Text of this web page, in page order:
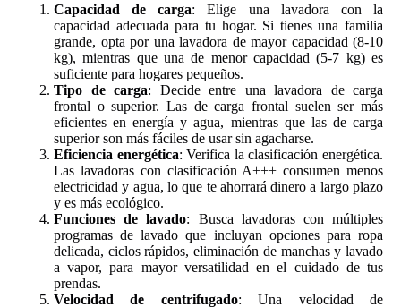
Capacidad de carga: Elige una lavadora con la
capacidad adecuada para tu hogar. Si tienes una familia
grande, opta por una lavadora de mayor capacidad (8-10
kg), mientras que una de menor capacidad (5-7 kg) es
suficiente para hogares pequeños.
Tipo de carga: Decide entre una lavadora de carga
frontal o superior. Las de carga frontal suelen ser más
eficientes en energía y agua, mientras que las de carga
superior son más fáciles de usar sin agacharse.
Eficiencia energética: Verifica la clasificación energética.
Las lavadoras con clasificación A+++ consumen menos
electricidad y agua, lo que te ahorrará dinero a largo plazo
y es más ecológico.
Funciones de lavado: Busca lavadoras con múltiples
programas de lavado que incluyan opciones para ropa
delicada, ciclos rápidos, eliminación de manchas y lavado
a vapor, para mayor versatilidad en el cuidado de tus
prendas.
Velocidad de centrifugado: Una velocidad de